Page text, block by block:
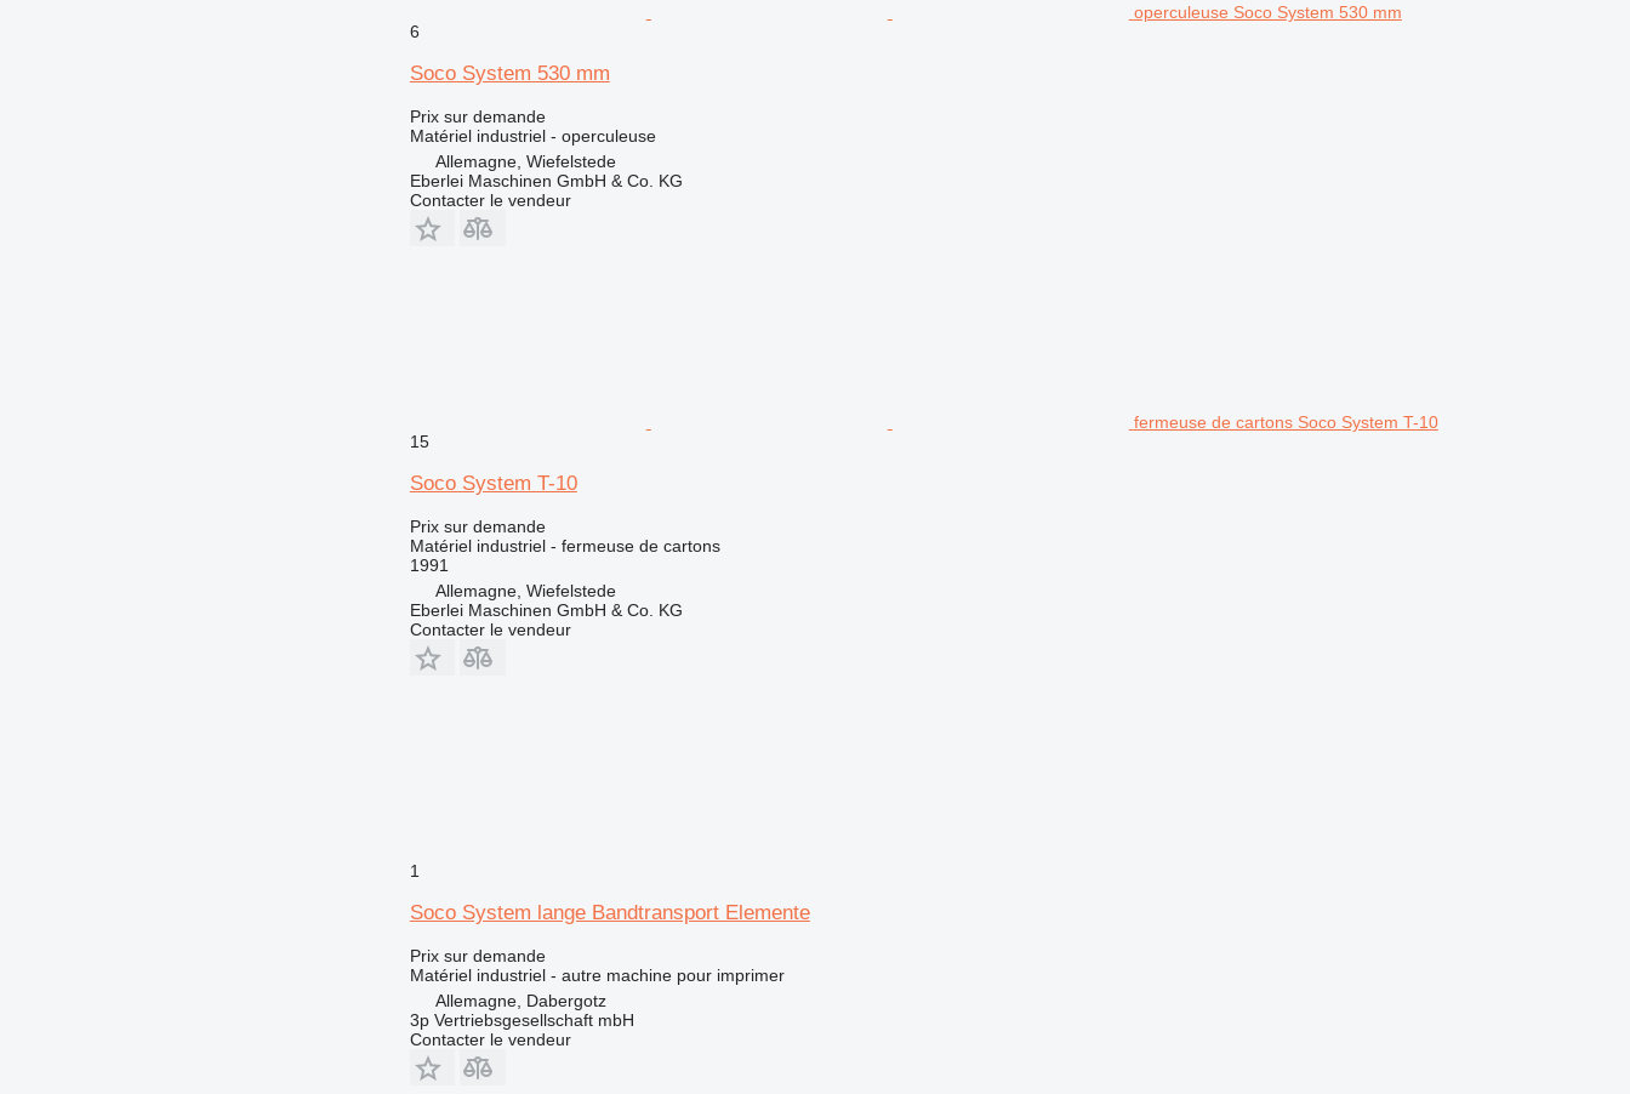
operculeuse Soco System 530 mm
6
Soco System 530 mm
Prix sur demande
Matériel industriel - operculeuse
Allemagne, Wiefelstede
Eberlei Maschinen GmbH & Co. KG
Contacter le vendeur
fermeuse de cartons Soco System T-10
15
Soco System T-10
Prix sur demande
Matériel industriel - fermeuse de cartons
1991
Allemagne, Wiefelstede
Eberlei Maschinen GmbH & Co. KG
Contacter le vendeur
1
Soco System lange Bandtransport Elemente
Prix sur demande
Matériel industriel - autre machine pour imprimer
Allemagne, Dabergotz
3p Vertriebsgesellschaft mbH
Contacter le vendeur